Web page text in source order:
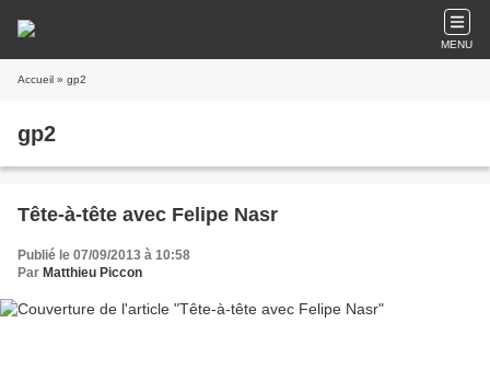
MENU
Accueil » gp2
gp2
Tête-à-tête avec Felipe Nasr
Publié le 07/09/2013 à 10:58
Par Matthieu Piccon